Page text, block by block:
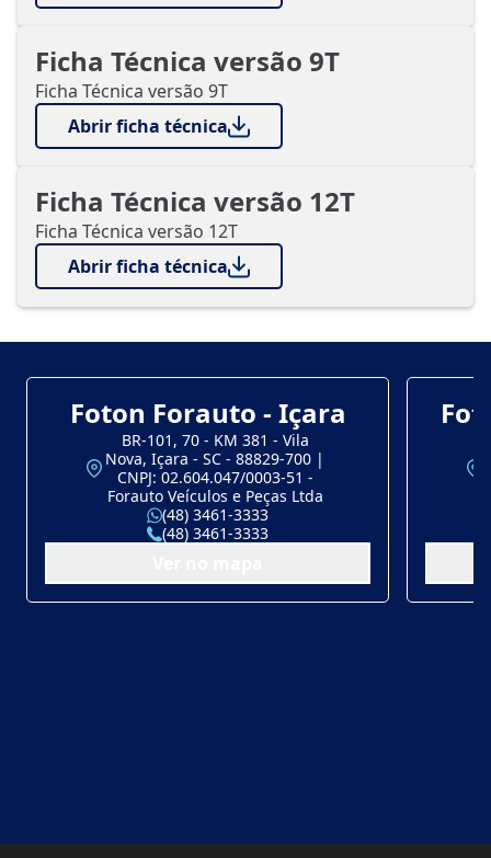
Ficha Técnica versão 9T
Ficha Técnica versão 9T
Abrir ficha técnica
Ficha Técnica versão 12T
Ficha Técnica versão 12T
Abrir ficha técnica
Foton Forauto - Içara
BR-101, 70 - KM 381 - Vila
Nova, Içara - SC - 88829-700 |
CNPJ: 02.604.047/0003-51 -
Forauto Veículos e Peças Ltda
(48) 3461-3333
(48) 3461-3333